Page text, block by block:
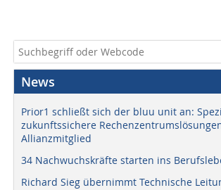
News
Prior1 schließt sich der bluu unit an:
zukunftssichere
Allianzmitglied
34 Nachwuchskräfte starten ins
Richard Sieg übernimmt Technische